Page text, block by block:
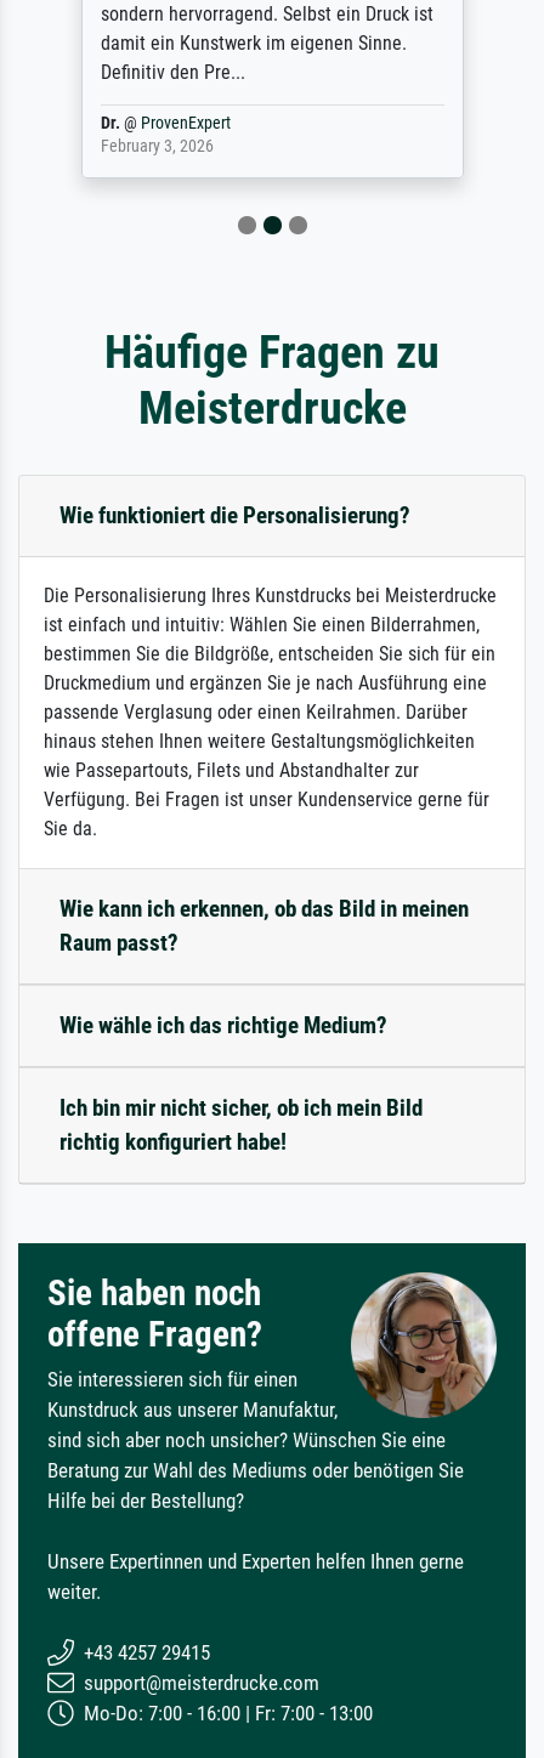
sondern hervorragend. Selbst ein Druck ist
damit ein Kunstwerk im eigenen Sinne.
Definitiv den Pre...
Dr. @ ProvenExpert
February 3, 2026
Häufige Fragen zu
Meisterdrucke
Wie funktioniert die Personalisierung?
Die Personalisierung Ihres Kunstdrucks bei Meisterdrucke
ist einfach und intuitiv: Wählen Sie einen Bilderrahmen,
bestimmen Sie die Bildgröße, entscheiden Sie sich für ein
Druckmedium und ergänzen Sie je nach Ausführung eine
passende Verglasung oder einen Keilrahmen. Darüber
hinaus stehen Ihnen weitere Gestaltungsmöglichkeiten
wie Passepartouts, Filets und Abstandhalter zur
Verfügung. Bei Fragen ist unser Kundenservice gerne für
Sie da.
Wie kann ich erkennen, ob das Bild in meinen
Raum passt?
Wie wähle ich das richtige Medium?
Ich bin mir nicht sicher, ob ich mein Bild
richtig konfiguriert habe!
Sie haben noch
offene Fragen?
Sie interessieren sich für einen
Kunstdruck aus unserer Manufaktur,
sind sich aber noch unsicher? Wünschen Sie eine
Beratung zur Wahl des Mediums oder benötigen Sie
Hilfe bei der Bestellung?
Unsere Expertinnen und Experten helfen Ihnen gerne
weiter.
+43 4257 29415
support@meisterdrucke.com
Mo-Do: 7:00 - 16:00 | Fr: 7:00 - 13:00